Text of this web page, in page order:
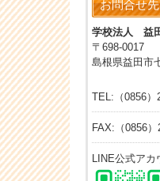
お問合せ先
学校法人 益
〒698-0017
島根県益田市
TEL:（0856）
FAX:（0856
LINE公式アカ